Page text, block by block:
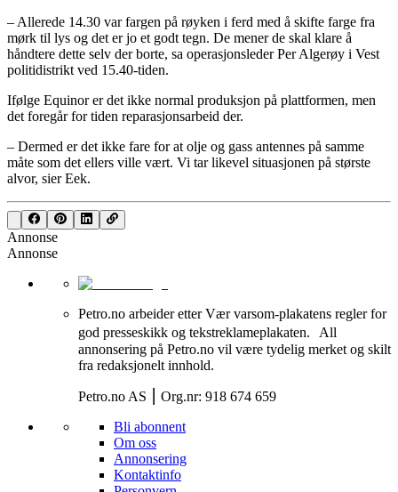
– Allerede 14.30 var fargen på røyken i ferd med å skifte farge fra
mørk til lys og det er jo et godt tegn. De mener de skal klare å
håndtere dette selv der borte, sa operasjonsleder Per Algerøy i Vest
politidistrikt ved 15.40-tiden.
Ifølge Equinor er det ikke normal produksjon på plattformen, men
det foregår for tiden reparasjonsarbeid der.
– Dermed er det ikke fare for at olje og gass antennes på samme
måte som det ellers ville vært. Vi tar likevel situasjonen på største
alvor, sier Eek.
Annonse
Annonse
Petro.no arbeider etter Vær varsom-plakatens regler for
god presseskikk og tekstreklameplakaten. All
annonsering på Petro.no vil være tydelig merket og skilt
fra redaksjonelt innhold.
Petro.no AS ⎮ Org.nr: 918 674 659
Bli abonnent
Om oss
Annonsering
Kontaktinfo